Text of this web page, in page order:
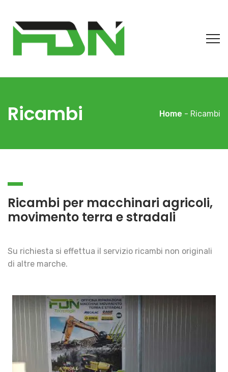
Ricambi Home - Ricambi
Ricambi per macchinari agricoli,
movimento terra e stradali
Su richiesta si effettua il servizio ricambi non originali
di altre marche.